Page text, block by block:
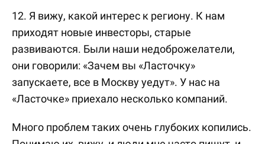
12. Я вижу, какой интерес к региону. К нам
приходят новые инвесторы, старые
развиваются. Были наши недоброжелатели,
они говорили: «Зачем вы «Ласточку»
запускаете, все в Москву уедут». У нас на
«Ласточке» приехало несколько компаний.
Много проблем таких очень глубоких копились.